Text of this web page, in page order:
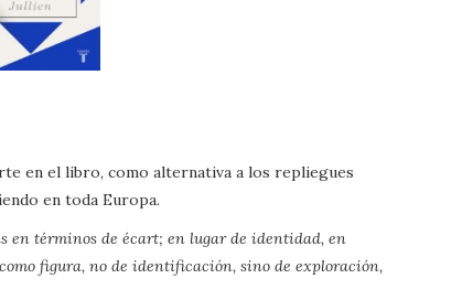
en el libro, como alternativa a los repliegues
en toda Europa.
en términos de écart; en lugar de identidad, en
figura, no de identificación, sino de exploración,